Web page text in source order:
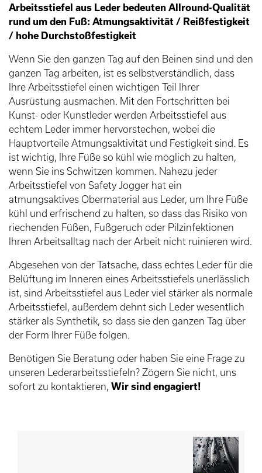
Arbeitsstiefel aus Leder bedeuten Allround-Qualität
rund um den Fuß: Atmungsaktivität / Reißfestigkeit
/ hohe Durchstoßfestigkeit
Wenn Sie den ganzen Tag auf den Beinen sind und den
ganzen Tag arbeiten, ist es selbstverständlich, dass
Ihre Arbeitsstiefel einen wichtigen Teil Ihrer
Ausrüstung ausmachen. Mit den Fortschritten bei
Kunst- oder Kunstleder werden Arbeitsstiefel aus
echtem Leder immer hervorstechen, wobei die
Hauptvorteile Atmungsaktivität und Festigkeit sind. Es
ist wichtig, Ihre Füße so kühl wie möglich zu halten,
wenn Sie ins Schwitzen kommen. Nahezu jeder
Arbeitsstiefel von Safety Jogger hat ein
atmungsaktives Obermaterial aus Leder, um Ihre Füße
kühl und erfrischend zu halten, so dass das Risiko von
riechenden Füßen, Fußgeruch oder Pilzinfektionen
Ihren Arbeitsalltag nach der Arbeit nicht ruinieren wird.
Abgesehen von der Tatsache, dass echtes Leder für die
Belüftung im Inneren eines Arbeitsstiefels unerlässlich
ist, sind Arbeitsstiefel aus Leder viel stärker als normale
Arbeitsstiefel, außerdem dehnt sich Leder wesentlich
stärker als Synthetik, so dass sie den ganzen Tag über
der Form Ihrer Füße folgen.
Benötigen Sie Beratung oder haben Sie eine Frage zu
unseren Lederarbeitsstiefeln? Zögern Sie nicht, uns
sofort zu kontaktieren, Wir sind engagiert!